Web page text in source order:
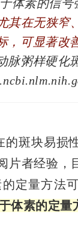
体素的信
其在无狭窄
可显著改
粥样硬化
的斑块易损
片者经验，
定量方法
体素的定量